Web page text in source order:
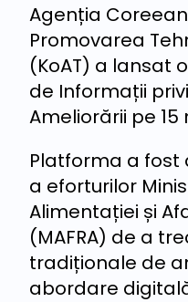
Agenția
Promovarea
(KoAT) a lansat
de Informații
Ameliorării pe 15
Platforma a
a eforturilor
Alimentației și
(MAFRA) de a
tradiționale de
abordare